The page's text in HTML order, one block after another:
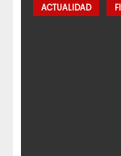
ACTUALIDAD